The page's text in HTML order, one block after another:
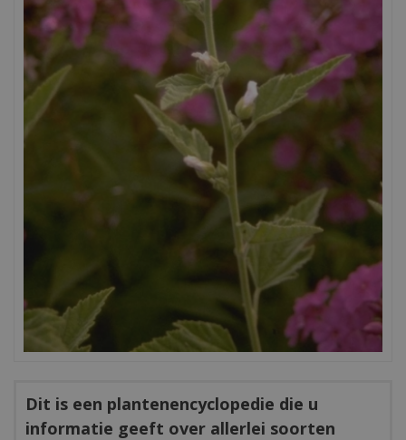
Dit is een plantenencyclopedie die u
informatie geeft over allerlei soorten